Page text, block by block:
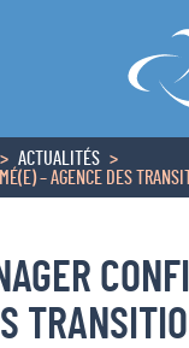
ACTUALITÉS
– AGENCE DES